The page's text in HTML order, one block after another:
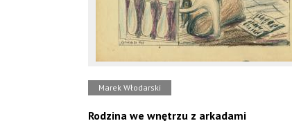
Marek Włodarski
Rodzina we wnętrzu z arkadami